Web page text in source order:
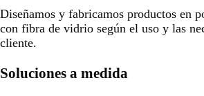
Diseñamos y fabricamos productos en
con fibra de vidrio según el uso y las
cliente.
Soluciones a medida